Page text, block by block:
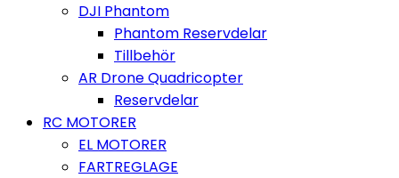
DJI Phantom
Phantom Reservdelar
Tillbehör
AR Drone Quadricopter
Reservdelar
RC MOTORER
EL MOTORER
FARTREGLAGE